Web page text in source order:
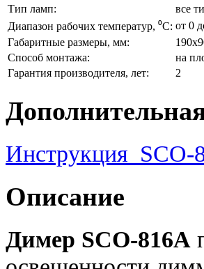
Тип ламп:
все
Диапазон рабочих температур, ⁰С: от 0
Габаритные размеры, мм:
Способ монтажа:
на
Гарантия производителя, лет:
2
Инструкция_SCO-
Описание
Димер SCO-816A